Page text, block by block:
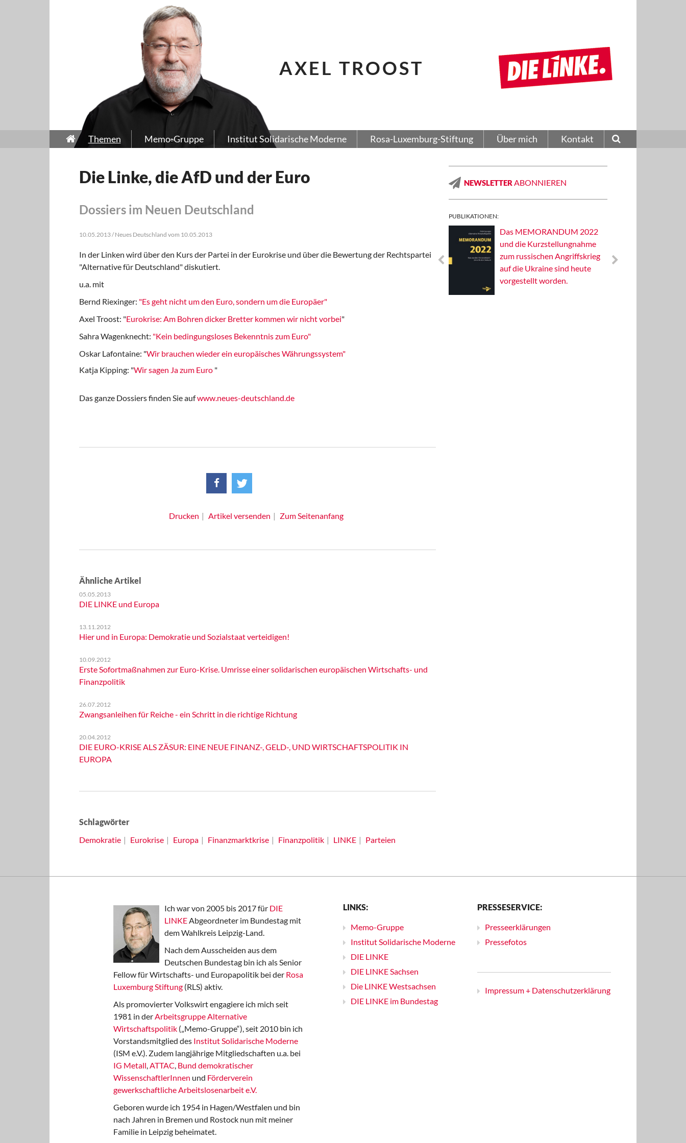
AXEL TROOST
Themen Memo-Gruppe Institut Solidarische Moderne Rosa-Luxemburg-Stiftung Über mich Kontakt
Die Linke, die AfD und der Euro
Dossiers im Neuen Deutschland
10.05.2013 / Neues Deutschland vom 10.05.2013
In der Linken wird über den Kurs der Partei in der Eurokrise und über die Bewertung der Rechtspartei
"Alternative für Deutschland" diskutiert.
u.a. mit
Bernd Riexinger: "Es geht nicht um den Euro, sondern um die Europäer"
Axel Troost: "Eurokrise: Am Bohren dicker Bretter kommen wir nicht vorbei"
Sahra Wagenknecht: "Kein bedingungsloses Bekenntnis zum Euro"
Oskar Lafontaine: "Wir brauchen wieder ein europäisches Währungssystem"
Katja Kipping: "Wir sagen Ja zum Euro"
Das ganze Dossiers finden Sie aufwww.neues-deutschland.de
Drucken Artikel versenden Zum Seitenanfang
Ähnliche Artikel
05.05.2013
DIE LINKE und Europa
13.11.2012
Hier und in Europa: Demokratie und Sozialstaat verteidigen!
10.09.2012
Erste Sofortmaßnahmen zur Euro-Krise. Umrisse einer solidarischen europäischen Wirtschafts- und
Finanzpolitik
26.07.2012
Zwangsanleihen für Reiche - ein Schritt in die richtige Richtung
20.04.2012
DIE EURO-KRISE ALS ZÄSUR: EINE NEUE FINANZ-, GELD-, UND WIRTSCHAFTSPOLITIK IN
EUROPA
Schlagwörter
Demokratie
Eurokrise Europa Finanzmarktkrise Finanzpolitik LINKE Parteien
NEWSLETTER ABONNIEREN
PUBLIKATIONEN:
Das MEMORANDUM 2022
und die Kurzstellungnahme
zum russischen Angriffskrieg
auf die Ukraine sind heute
vorgestellt worden.
Ich war von 2005 bis 2017 für DIE
LINKEAbgeordneter im Bundestag mit
dem Wahlkreis Leipzig-Land.
Nach dem Ausscheiden aus dem
Deutschen Bundestag bin ich als Senior
Fellow für Wirtschafts- und Europapolitik bei der Rosa
Luxemburg Stiftung (RLS) aktiv.
Als promovierter Volkswirt engagiere ich mich seit
1981 in derArbeitsgruppe Alternative
Wirtschaftspolitik („Memo-Gruppe“), seit 2010 bin ich
Vorstandsmitglied des Institut Solidarische Moderne
(ISM e.V.). Zudem langjährige Mitgliedschaften u.a. bei
IG Metall,ATTAC, Bund demokratischer
WissenschaftlerInnen und Förderverein
gewerkschaftliche Arbeitslosenarbeit e.V.
Geboren wurde ich 1954 in Hagen/Westfalen und bin
nach Jahren in Bremen und Rostock nun mit meiner
Familie in Leipzig beheimatet.
LINKS:
Memo-Gruppe
Institut Solidarische Moderne
DIE LINKE
DIE LINKE Sachsen
Die LINKE Westsachsen
DIE LINKE im Bundestag
PRESSESERVICE:
Presseerklärungen
Pressefotos
Impressum + Datenschutzerklärung